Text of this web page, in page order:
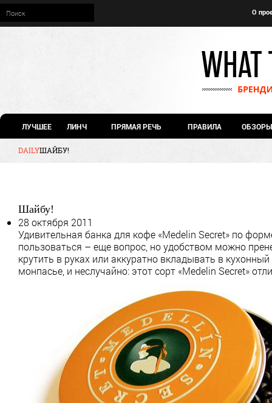
О
ЛУЧШЕЕ ЛИНЧ ПРЯМАЯ РЕЧЬ ПРАВИЛА ОБЗОРЫ
DAILYШАЙБУ!
Шайбу!
28 октября 2011
Удивительная банка для кофе «Medelin Secret» по
пользоваться – еще вопрос, но удобством можно
крутить в руках или аккуратно вкладывать в
монпасье, и неслучайно: этот сорт «Medelin Secret»